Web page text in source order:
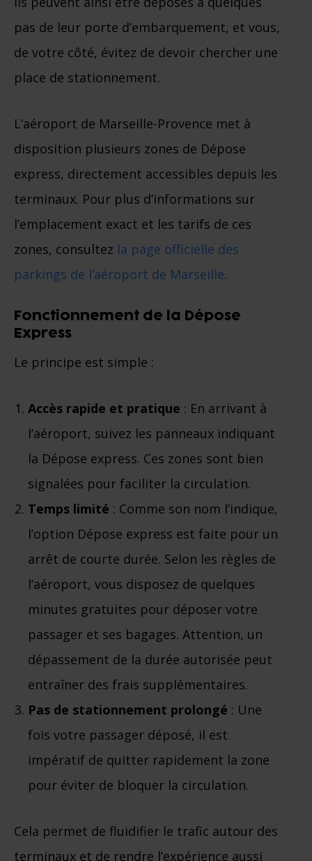
pas de leur porte d’embarquement, et vous,
de votre côté, évitez de devoir chercher une
place de stationnement.
L’aéroport de Marseille-Provence met à
disposition plusieurs zones de Dépose
express, directement accessibles depuis les
terminaux. Pour plus d’informations sur
l’emplacement exact et les tarifs de ces
zones, consultez la page officielle des
parkings de l’aéroport de Marseille.
Fonctionnement de la Dépose
Express
Le principe est simple :
Accès rapide et pratique : En arrivant à
l’aéroport, suivez les panneaux indiquant
la Dépose express. Ces zones sont bien
signalées pour faciliter la circulation.
Temps limité : Comme son nom l’indique,
l’option Dépose express est faite pour un
arrêt de courte durée. Selon les règles de
l’aéroport, vous disposez de quelques
minutes gratuites pour déposer votre
passager et ses bagages. Attention, un
dépassement de la durée autorisée peut
entraîner des frais supplémentaires.
Pas de stationnement prolongé : Une
fois votre passager déposé, il est
impératif de quitter rapidement la zone
pour éviter de bloquer la circulation.
Cela permet de fluidifier le trafic autour des
terminaux et de rendre l’expérience aussi